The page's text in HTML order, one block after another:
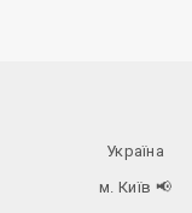
Україна
м. Київ 📢